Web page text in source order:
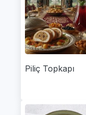
Piliç Topkapı